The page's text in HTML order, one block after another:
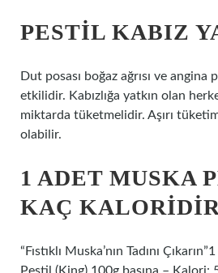
PESTIL KABIZ
Dut posası boğaz ağrısı ve
etkilidir. Kabızlığa yatkın olan
miktarda tüketmelidir. Aşırı
olabilir.
1 ADET MUSKA
KAÇ
“Fıstıklı Muska’nın Tadını